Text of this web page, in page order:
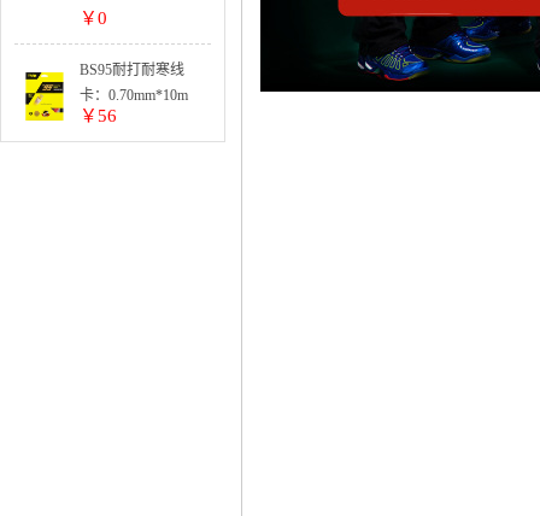
￥0
BS95耐打耐寒线
卡：0.70mm*10m
￥56